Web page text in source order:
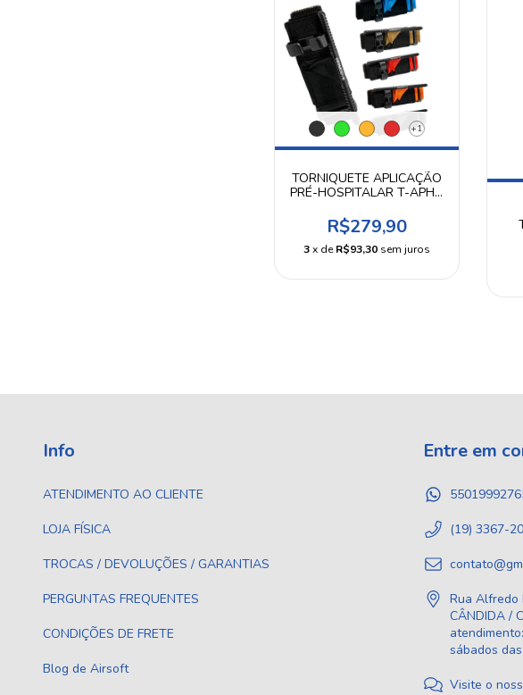
+1
TORNIQUETE APLICAÇÃO
PRÉ-HOSPITALAR T-APH -
R$279,90
3 x deR$93,30 sem juros
Info
ATENDIMENTO AO CLIENTE
LOJA FÍSICA
TROCAS / DEVOLUÇÕES / GARANTIAS
PERGUNTAS FREQUENTES
CONDIÇÕES DE FRETE
Blog de Airsoft
Entre em
(19) 3367-
Rua Alfredo
CÂNDIDA /
sábados
Visite o